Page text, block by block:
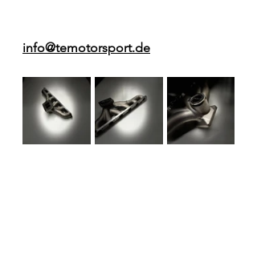
info@temotorsport.de